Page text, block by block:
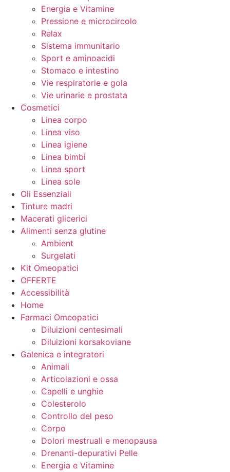
Energia e Vitamine
Pressione e microcircolo
Relax
Sistema immunitario
Sport e aminoacidi
Stomaco e intestino
Vie respiratorie e gola
Vie urinarie e prostata
Cosmetici
Linea corpo
Linea viso
Linea igiene
Linea bimbi
Linea sport
Linea sole
Oli Essenziali
Tinture madri
Macerati glicerici
Alimenti senza glutine
Ambient
Surgelati
Kit Omeopatici
OFFERTE
Accessibilità
Home
Farmaci Omeopatici
Diluizioni centesimali
Diluizioni korsakoviane
Galenica e integratori
Animali
Articolazioni e ossa
Capelli e unghie
Colesterolo
Controllo del peso
Corpo
Dolori mestruali e menopausa
Drenanti-depurativi Pelle
Energia e Vitamine